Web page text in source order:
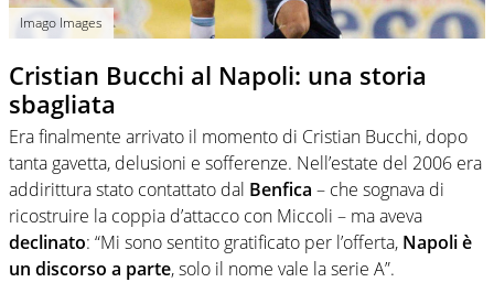
Imago Images
Cristian Bucchi al Napoli: una storia
sbagliata
Era finalmente arrivato il momento di Cristian Bucchi, dopo
tanta gavetta, delusioni e sofferenze. Nell’estate del 2006 era
addirittura stato contattato dal Benfica – che sognava di
ricostruire la coppia d’attacco con Miccoli – ma aveva
declinato: “Mi sono sentito gratificato per l’offerta, Napoli è
un discorso a parte, solo il nome vale la serie A”.